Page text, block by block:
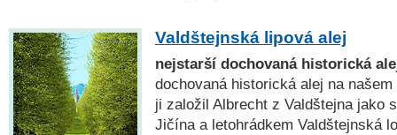
Valdštejnská lipová alej
nejstarší dochovaná historická
dochovaná historická alej na
ji založil Albrecht z Valdštejna jako
Jičína a letohrádkem Valdštejnská